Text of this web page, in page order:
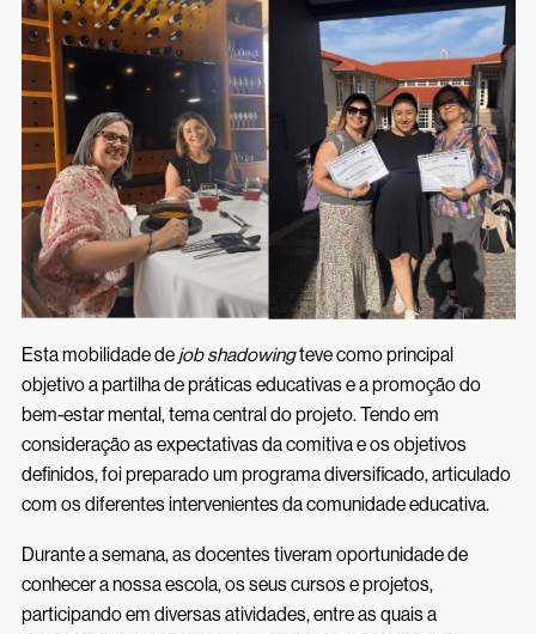
Acessos Inovar
Acesso ao Ensino Superior
Esta mobilidade de job shadowingteve como principal
objetivo a partilha de práticas educativas e a promoção do
bem-estar mental, tema central do projeto. Tendo em
consideração as expectativas da comitiva e os objetivos
definidos, foi preparado um programa diversificado, articulado
com os diferentes intervenientes da comunidade educativa.
Durante a semana, as docentes tiveram oportunidade de
conhecer a nossa escola, os seus cursos e projetos,
participando em diversas atividades, entre as quais a